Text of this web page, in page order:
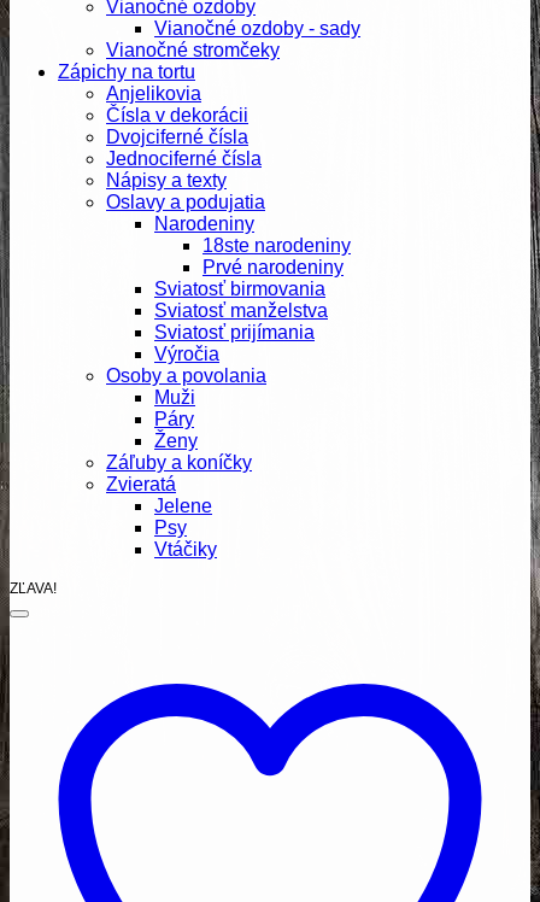
Vianočné ozdoby
Vianočné ozdoby - sady
Vianočné stromčeky
Zápichy na tortu
Anjelikovia
Čísla v dekorácii
Dvojciferné čísla
Jednociferné čísla
Nápisy a texty
Oslavy a podujatia
Narodeniny
18ste narodeniny
Prvé narodeniny
Sviatosť birmovania
Sviatosť manželstva
Sviatosť prijímania
Výročia
Osoby a povolania
Muži
Páry
Ženy
Záľuby a koníčky
Zvieratá
Jelene
Psy
Vtáčiky
ZĽAVA!